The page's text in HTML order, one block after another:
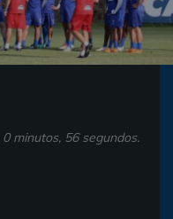
minutos, 56 segundos.